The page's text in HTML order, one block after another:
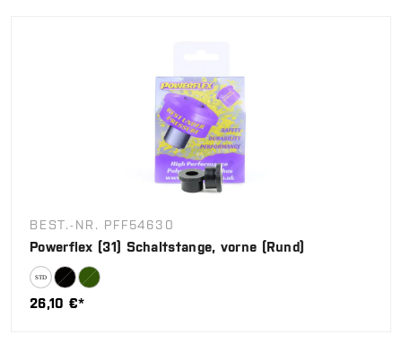
BEST.-NR. PFF54630
Powerflex (31) Schaltstange, vorne (Rund)
26,10 €*